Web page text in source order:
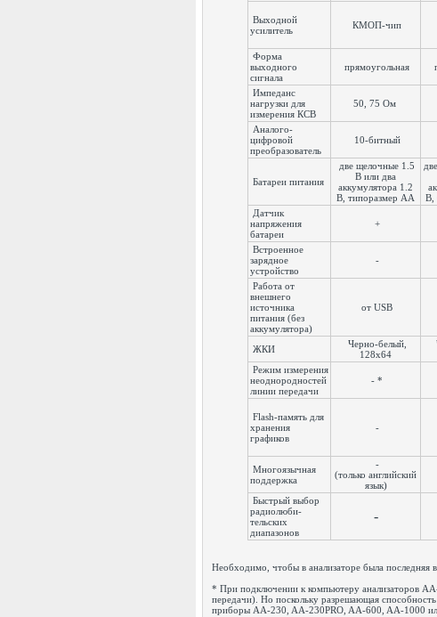
Выходной
усилитель
КМОП-чип
Форма
выходного
сигнала
прямоугольная
Импеданс
нагрузки для
измерения КСВ
50, 75 Ом
Аналого-
цифровой
преобразователь
10-битный
Батареи питания
две щелочные 1.5
В или два
аккумулятора 1.2
В, типоразмер AA
В,
Датчик
напряжения
батареи
+
Встроенное
зарядное
устройство
-
Работа от
внешнего
источника
питания (без
аккумулятора)
от USB
ЖКИ
Черно-белый,
128x64
Режим измерения
неоднородностей
линии передачи
- *
Flash-память для
хранения
графиков
-
Многоязычная
поддержка
-
(только английский
язык)
Быстрый выбор
радиолюби-
тельских
диапазонов
-
Необходимо, чтобы в анализаторе была последняя
* При подключении к компьютеру анализаторов
передачи). Но поскольку разрешающая
приборы AA-230, AA-230PRO, AA-600, AA-1000